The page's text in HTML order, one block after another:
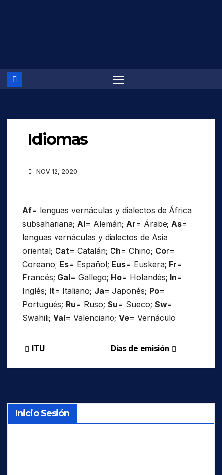
Idiomas
NOV 12, 2020
Af= lenguas vernáculas y dialectos de África
subsahariana; Al= Alemán; Ar= Árabe; As=
lenguas vernáculas y dialectos de Asia
oriental; Cat= Catalán; Ch= Chino; Cor=
Coreano; Es= Español; Eus= Euskera; Fr=
Francés; Gal= Gallego; Ho= Holandés; In=
Inglés; It= Italiano; Ja= Japonés; Po=
Portugués; Ru= Ruso; Su= Sueco; Sw=
Swahili; Val= Valenciano; Ve= Vernáculo
Navegación
de
Días de emisión
ITU
Inicio Sesión